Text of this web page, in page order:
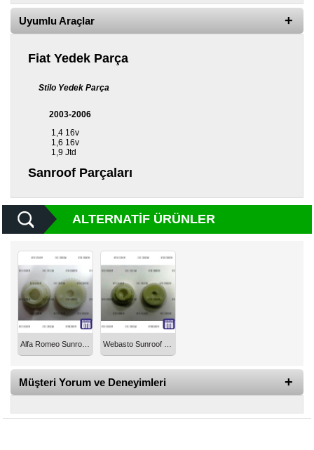
Ampül
Çeşitleri
Yedekleri
Aksesuar
Markalar
Motor
Yağları
Grubu
Uyumlu Araçlar
Fiat Yedek Parça
Stilo Yedek Parça
2003-2006
1,4 16v
1,6 16v
1,9 Jtd
Sanroof Parçaları
ALTERNATIF ÜRÜNLER
Müşteri Yorum ve Deneyimleri